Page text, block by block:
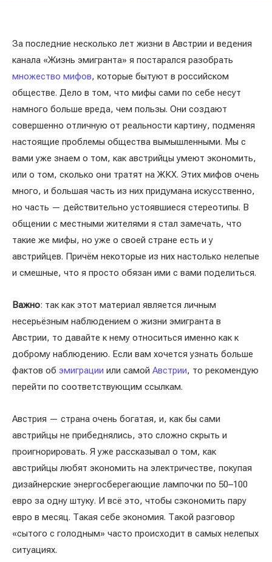
За последние несколько лет жизни в Австрии и ведения
канала «Жизнь эмигранта» я постарался разобрать
множество мифов, которые бытуют в российском
обществе. Дело в том, что мифы сами по себе несут
намного больше вреда, чем пользы. Они создают
совершенно отличную от реальности картину, подменяя
настоящие проблемы общества вымышленными. Мы с
вами уже знаем о том, как австрийцы умеют экономить,
или о том, сколько они тратят на ЖКХ. Этих мифов очень
много, и большая часть из них придумана искусственно,
но часть — действительно устоявшиеся стереотипы. В
общении с местными жителями я стал замечать, что
такие же мифы, но уже о своей стране есть и у
австрийцев. Причём некоторые из них настолько нелепые
и смешные, что я просто обязан ими с вами поделиться.
Важно: так как этот материал является личным
несерьёзным наблюдением о жизни эмигранта в
Австрии, то давайте к нему относиться именно как к
доброму наблюдению. Если вам хочется узнать больше
фактов об эмиграции или самой Австрии, то рекомендую
перейти по соответствующим ссылкам.
Австрия — страна очень богатая, и, как бы сами
австрийцы не прибеднялись, это сложно скрыть и
проигнорировать. Я уже рассказывал о том, как
австрийцы любят экономить на электричестве, покупая
дизайнерские энергосберегающие лампочки по 50–100
евро за одну штуку. И всё это, чтобы сэкономить пару
евро в месяц. Такая себе экономия. Такой разговор
«сытого с голодным» часто происходит в самых нелепых
ситуациях.